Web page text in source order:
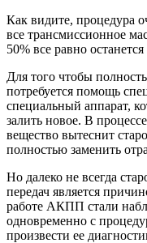
Как видите, процедура
все трансмиссионное
50% все равно
Для того чтобы
потребуется помощь
специальный аппарат,
залить новое. В
вещество вытеснит
полностью заменить
Но далеко не всегда
передач является
работе АКПП стали
одновременно с
произвести ее